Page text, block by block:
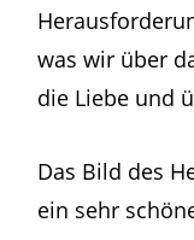
was wir über
die Liebe und
Das Bild des
ein sehr